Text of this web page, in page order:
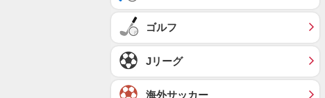
ゴルフ
Jリーグ
海外サッカー